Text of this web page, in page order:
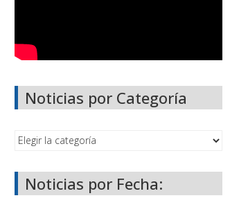
Noticias por Categoría
Noticias por Fecha: